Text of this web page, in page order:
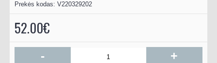
Prekės kodas: V220329202
52.00€
- +